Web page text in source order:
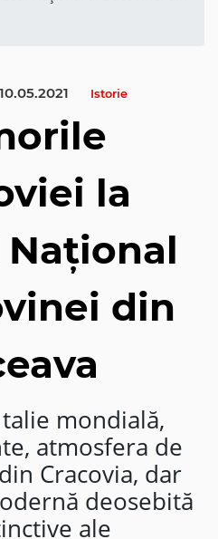
Istorie
la
din
mondială,
atmosfera de
Cracovia, dar
deosebită
ale